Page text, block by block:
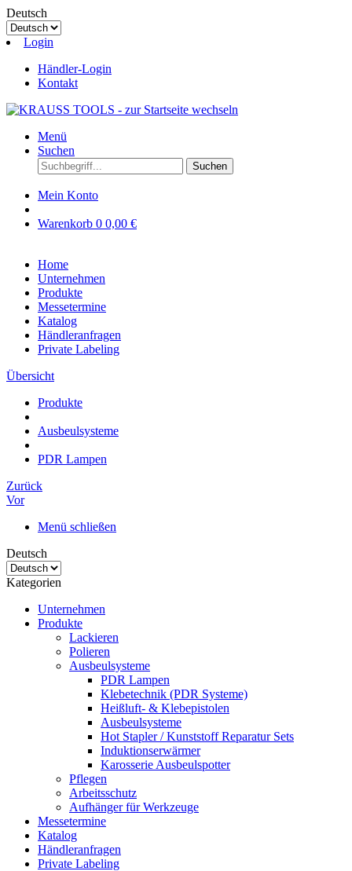
Deutsch
Login
Händler-Login
Kontakt
Menü
Suchen
Suchen
Mein Konto
Warenkorb 0 0,00 €
Home
Unternehmen
Produkte
Messetermine
Katalog
Händleranfragen
Private Labeling
Übersicht
Produkte
Ausbeulsysteme
PDR Lampen
Zurück
Vor
Menü schließen
Deutsch
Kategorien
Unternehmen
Produkte
Lackieren
Polieren
Ausbeulsysteme
PDR Lampen
Klebetechnik (PDR Systeme)
Heißluft- & Klebepistolen
Ausbeulsysteme
Hot Stapler / Kunststoff Reparatur Sets
Induktionserwärmer
Karosserie Ausbeulspotter
Pflegen
Arbeitsschutz
Aufhänger für Werkzeuge
Messetermine
Katalog
Händleranfragen
Private Labeling